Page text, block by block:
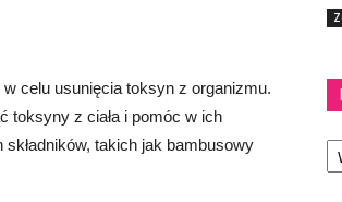
celu usunięcia toksyn z organizmu.
toksyny z ciała i pomóc w ich
takich jak bambusowy